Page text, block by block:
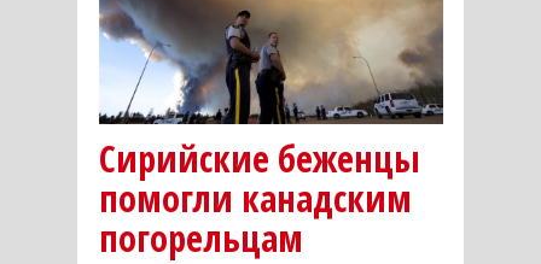
Сирийские беженцы
помогли канадским
погорельцам